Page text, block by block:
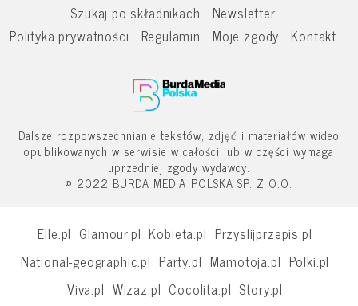
Szukaj po składnikach
Newsletter
Polityka prywatności
Regulamin Moje zgody Kontakt
Dalsze rozpowszechnianie tekstów, zdjęć i materiałów wideo
opublikowanych w serwisie w całości lub w części wymaga
uprzedniej zgody wydawcy.
© 2022 BURDA MEDIA POLSKA SP. Z O.O.
Elle.pl Glamour.pl Kobieta.pl Przyslijprzepis.pl
National-geographic.pl Party.pl Mamotoja.pl Polki.pl
Viva.pl Wizaz.pl Cocolita.pl Story.pl